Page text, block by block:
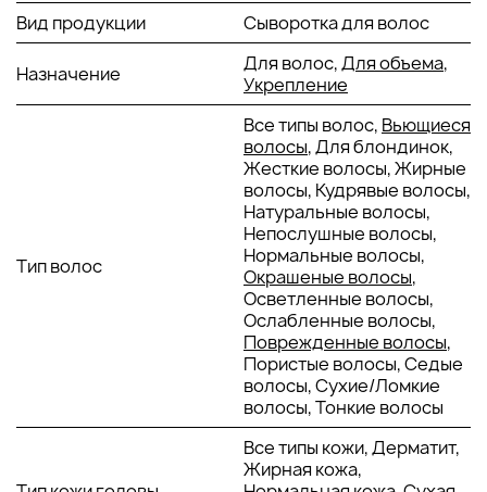
: Интенсивно увлажняют и
восстанавливают повреждённые участки волос,
повышая их эластичность и предотвращая
ломкость.Способствуют удержанию влаги в
структуре волоса, придавая им мягкость и гладкость.
: Стимулируют синтез структурных
белков волос, укрепляя их изнутри и повышая
плотность.Защищают от внешних стрессовых
факторов и замедляют процессы старения
волосяных фолликулов. ​
Фитостеролы абиссинской горчицы: Обеспечивают
глубокое питание и увлажнение волос, улучшая их
текстуру и придавая естественный
блеск.Способствуют восстановлению
повреждённых волос и защищают от негативного
воздействия окружающей среды. ​
Пантенол (провитамин B5): Увлажняет волосы и
уменьшает потерю влаги, повышает эластичность и
придаёт здоровый блеск.Обладает успокаивающими
свойствами, снижая раздражение кожи головы. ​
: Серум обладает лёгкой, почти
невесомой флюидной текстурой, которая быстро
Вид продукции Сыворотка для волос
Назначение Для волос,Для объема,
Укрепление
Тип волос
Все типы волос, Вьющиеся
волосы, Для блондинок,
Жесткие волосы, Жирные
волосы, Кудрявые волосы,
Натуральные волосы,
Непослушные волосы,
Нормальные волосы,
Окрашеные волосы,
Осветленные волосы,
Ослабленные волосы,
Поврежденные волосы,
Пористые волосы, Седые
волосы, Сухие/Ломкие
волосы, Тонкие волосы
Все типы кожи, Дерматит,
Жирная кожа,